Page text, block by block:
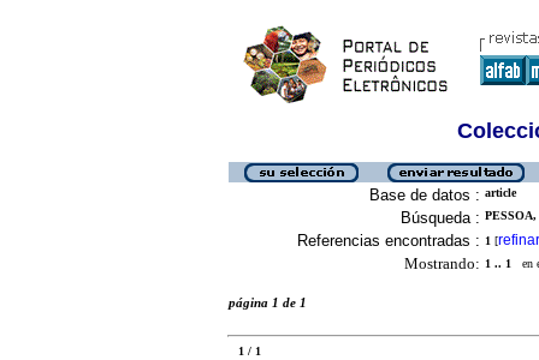
Base de datos : article
Búsqueda :
Referencias encontradas : 1 [refinar
Mostrando: 1 .. 1 en
página 1 de 1
1 / 1